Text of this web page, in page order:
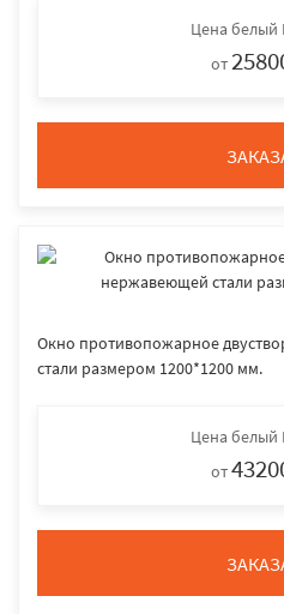
Цена белый
от
Окно противопожарное
стали размером 1200*1200 мм.
Цена белый
от